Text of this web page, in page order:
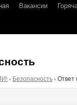
Вакансии
› Безопасность › Ответ